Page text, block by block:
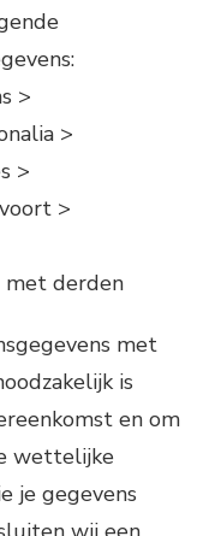
>
>
>
>
met derden
met
is
en om
wettelijke
je gegevens